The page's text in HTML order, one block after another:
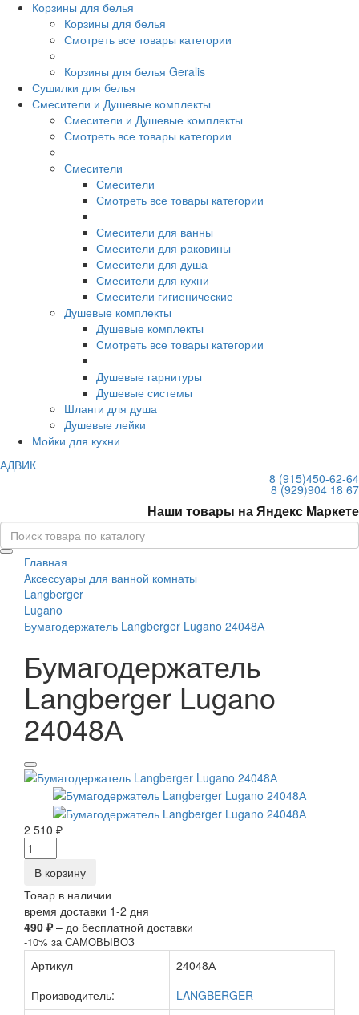
Корзины для белья
Корзины для белья
Смотреть все товары категории
Корзины для белья Geralis
Сушилки для белья
Смесители и Душевые комплекты
Смесители и Душевые комплекты
Смотреть все товары категории
Смесители
Смесители
Смотреть все товары категории
Смесители для ванны
Смесители для раковины
Смесители для душа
Смесители для кухни
Смесители гигиенические
Душевые комплекты
Душевые комплекты
Смотреть все товары категории
Душевые гарнитуры
Душевые системы
Шланги для душа
Душевые лейки
Мойки для кухни
АДВИК
8 (915)450-62-64
8 (929)904 18 67
Наши товары на Яндекс Маркете
Главная
Аксессуары для ванной комнаты
Langberger
Lugano
Бумагодержатель Langberger Lugano 24048А
Бумагодержатель
Langberger Lugano
24048А
2 510 ₽
В корзину
Товар в наличии
время доставки 1-2 дня
490 ₽– до бесплатной доставки
-10% за САМОВЫВОЗ
Артикул
24048А
Производитель:
LANGBERGER